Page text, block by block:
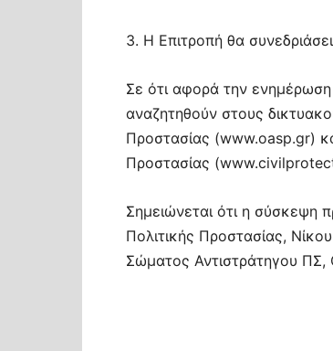
3. Η Επιτροπή θα
Σε ότι αφορά την ενημέρωση
αναζητηθούν στους
Προστασίας (www.oasp.gr)
Προστασίας
Σημειώνεται ότι η σύσκεψη
Πολιτικής Προστασίας,
Σώματος Αντιστράτηγου ΠΣ,